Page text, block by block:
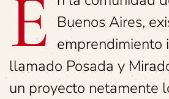
E Buenos Aires,
emprendimiento
llamado Posada y
un proyecto netamente